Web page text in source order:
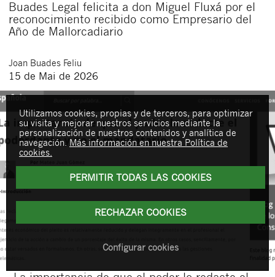
Buades Legal felicita a don Miguel Fluxá por el
reconocimiento recibido como Empresario del
Año de Mallorcadiario
Joan Buades Feliu
15 de Mai de 2026
Utilizamos cookies, propias y de terceros, para optimizar
su visita y mejorar nuestros servicios mediante la
personalización de nuestros contenidos y analítica de
navegación. Más información en nuestra Política de
cookies.
PERMITIR TODAS LAS COOKIES
RECHAZAR COOKIES
Configurar cookies